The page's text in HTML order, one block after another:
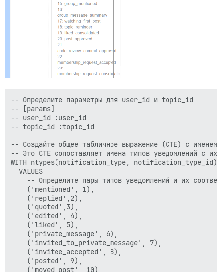
-- Определите параметры для user_id и topic_id
-- [params]
-- user_id :user_id
-- topic_id :topic_id
-- Создайте общее табличное выражение (CTE) с именем
-- Это CTE сопоставляет имена типов уведомлений с их
WITH ntypes(notification_type, notification_type_id)
  VALUES
-- Определите пары типов уведомлений и их
    ('mentioned', 1),
    ('replied',2),
    ('quoted',3),
    ('edited', 4),
    ('liked', 5),
    ('private_message', 6),
    ('invited_to_private_message', 7),
    ('invitee_accepted', 8),
    ('posted', 9),
    ('moved_post', 10),